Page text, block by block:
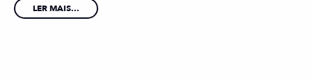
LER MAIS...